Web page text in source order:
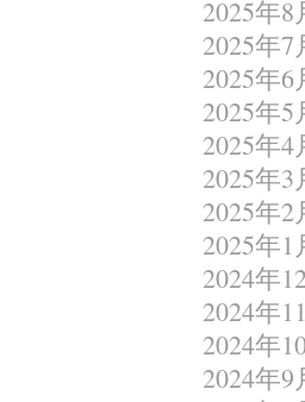
2025年8
2025年7
2025年6
2025年5
2025年4
2025年3
2025年2
2025年1
2024年
2024年
2024年
2024年9